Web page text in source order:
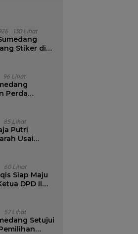
130 Lihat
Stiker di
96 Lihat
Perda
Diperjelas
85 Lihat
Putri
Usai
Sumedang
60 Lihat
Siap Maju
DPD II
57 Lihat
Setujui